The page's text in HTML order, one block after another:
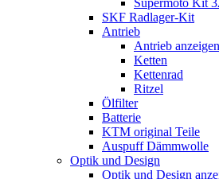
SKF Radlager-Kit
Antrieb
Antrieb anzeigen
Ketten
Kettenrad
Ritzel
Ölfilter
Batterie
KTM original Teile
Auspuff Dämmwolle
Optik und Design
Optik und Design